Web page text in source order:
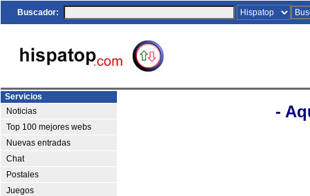
Buscador:
Servicios
Noticias
Top 100 mejores webs
Nuevas entradas
Chat
Postales
Juegos
-